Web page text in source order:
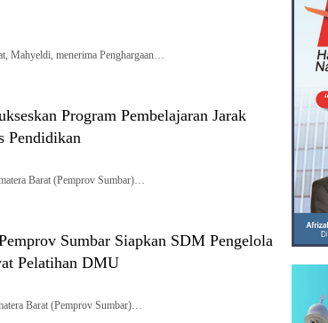
Mahyeldi, menerima Penghargaan…
Program Pembelajaran Jarak
Pendidikan
Barat (Pemprov Sumbar)…
Sumbar Siapkan SDM Pengelola
Pelatihan DMU
Barat (Pemprov Sumbar)…